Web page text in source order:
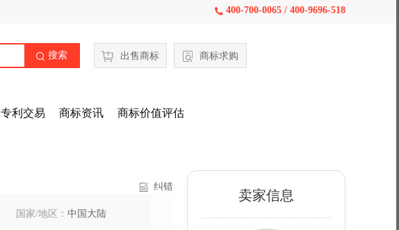
 400-700-0065 / 400-9696-518
 搜索 出售商标 商标求购
专利交易 商标资讯 商标价值评估
纠错
国家/地区： 中国大陆
卖家信息